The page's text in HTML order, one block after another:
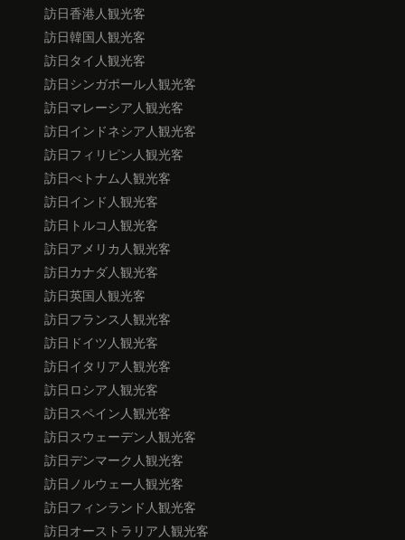
訪日香港人観光客
訪日韓国人観光客
訪日タイ人観光客
訪日シンガポール人観光客
訪日マレーシア人観光客
訪日インドネシア人観光客
訪日フィリピン人観光客
訪日べトナム人観光客
訪日インド人観光客
訪日トルコ人観光客
訪日アメリカ人観光客
訪日カナダ人観光客
訪日英国人観光客
訪日フランス人観光客
訪日ドイツ人観光客
訪日イタリア人観光客
訪日ロシア人観光客
訪日スペイン人観光客
訪日スウェーデン人観光客
訪日デンマーク人観光客
訪日ノルウェー人観光客
訪日フィンランド人観光客
訪日オーストラリア人観光客